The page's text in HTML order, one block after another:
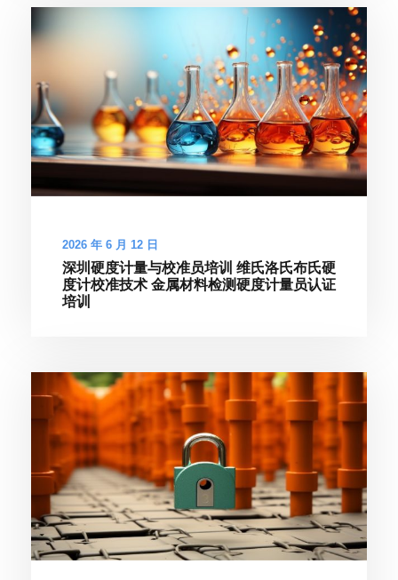
2026 年 6 月 12 日
深圳硬度计量与校准员培训 维氏洛氏布氏硬
度计校准技术 金属材料检测硬度计量员认证
培训